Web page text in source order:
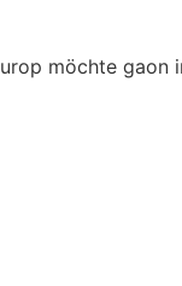
möchte gaon